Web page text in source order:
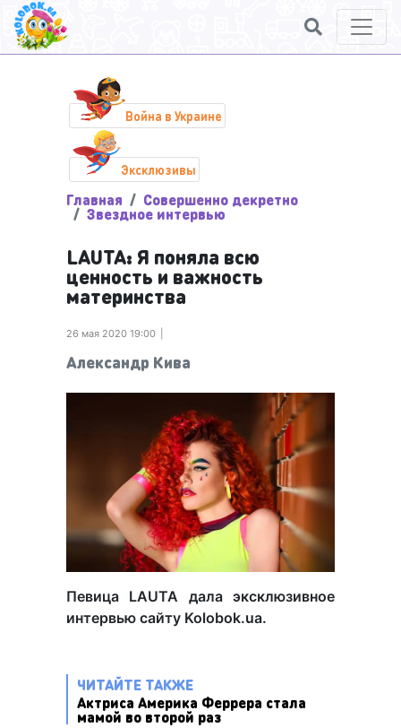
Война в Украине
Эксклюзивы
Главная Совершенно декретно
Звездное интервью
LAUTA: Я поняла всю
ценность и важность
материнства
26 мая 2020 19:00
Александр Кива
Певица LAUTA дала эксклюзивное
интервью сайту Kolobok.ua.
ЧИТАЙТЕ ТАКЖЕ
Актриса Америка Феррера стала
мамой во второй раз